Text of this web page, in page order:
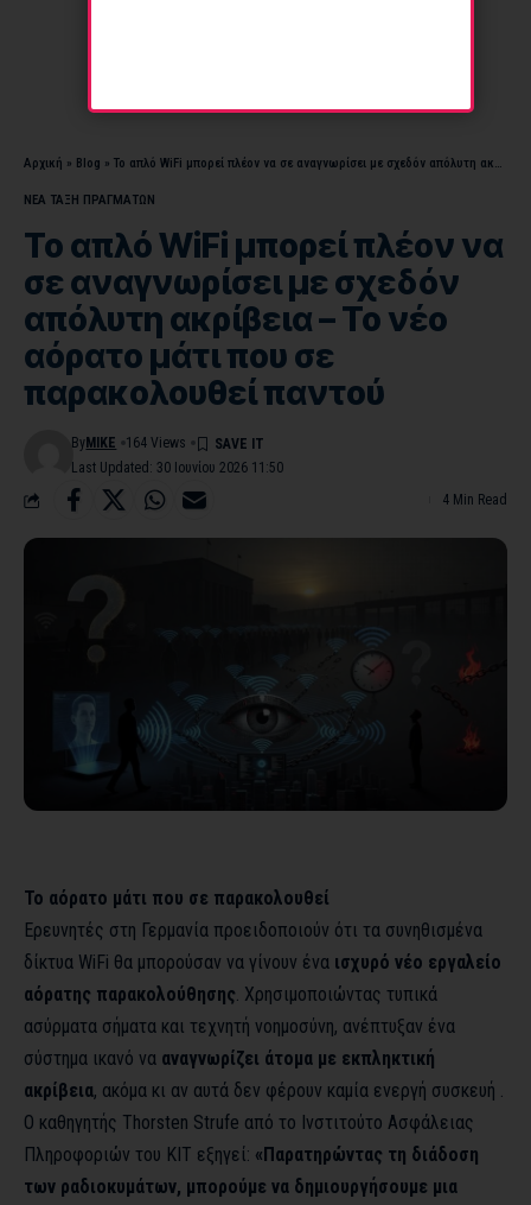
Αρχική » Blog » Το απλό WiFi μπορεί πλέον να σε αναγνωρίσει με σχεδόν απόλυτη ακρίβεια – Το νέο αόρατο μάτι που σε παρακολουθεί παντού
ΝΕΑ ΤΑΞΗ ΠΡΑΓΜΑΤΩΝ
Το απλό WiFi μπορεί πλέον να
σε αναγνωρίσει με σχεδόν
απόλυτη ακρίβεια – Το νέο
αόρατο μάτι που σε
παρακολουθεί παντού
Last Updated: 30 Ιουνίου 2026 11:50
By MIKE 164 Views
4 Min Read
Το αόρατο μάτι που σε παρακολουθεί
Ερευνητές στη Γερμανία προειδοποιούν ότι τα συνηθισμένα
δίκτυα WiFi θα μπορούσαν να γίνουν ένα ισχυρό νέο εργαλείο
αόρατης παρακολούθησης . Χρησιμοποιώντας τυπικά
ασύρματα σήματα και τεχνητή νοημοσύνη, ανέπτυξαν ένα
σύστημα ικανό να αναγνωρίζει άτομα με εκπληκτική
ακρίβεια, ακόμα κι αν αυτά δεν φέρουν καμία ενεργή συσκευή .
Ο καθηγητής Thorsten Strufe από το Ινστιτούτο Ασφάλειας
Πληροφοριών του ΚΙΤ εξηγεί: «Παρατηρώντας τη διάδοση
των ραδιοκυμάτων, μπορούμε να δημιουργήσουμε μια